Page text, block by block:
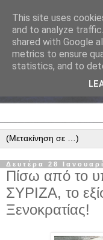
Δευτέρα 28
Πίσω από το
ΣΥΡΙΖΑ, το
Ξενοκρατίας!
This site uses
and to analyze
shared with Google
metrics to ensure
statistics, and to